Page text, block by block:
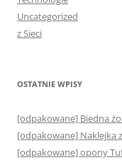
Uncategorized
z Sieci
OSTATNIE WPISY
[odpakowane] Biedna
[odpakowane] Naklejka
[odpakowane] opony